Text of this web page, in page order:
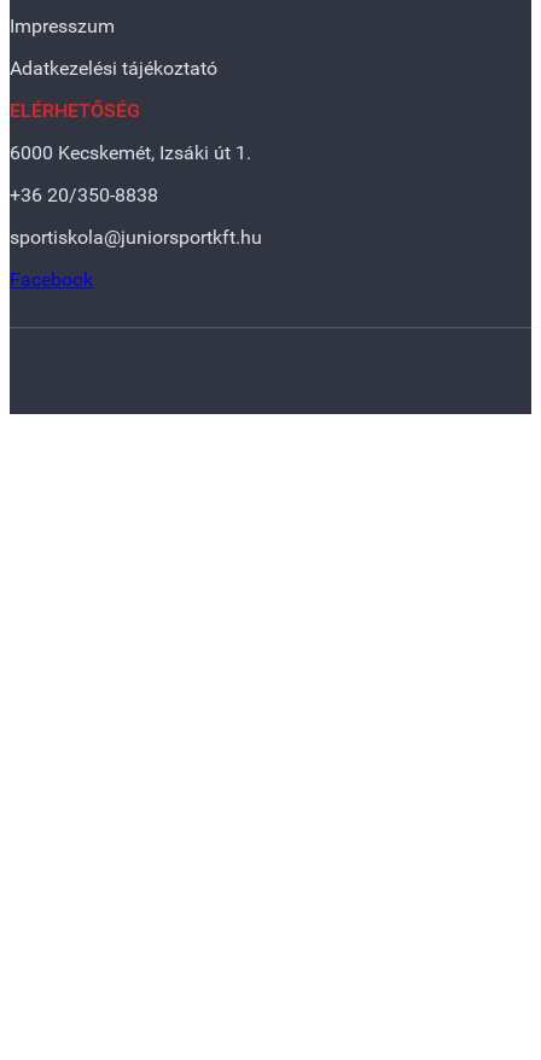
Impresszum
Adatkezelési tájékoztató
ELÉRHETŐSÉG
6000 Kecskemét, Izsáki út 1.
+36 20/350-8838
sportiskola@juniorsportkft.hu
Facebook